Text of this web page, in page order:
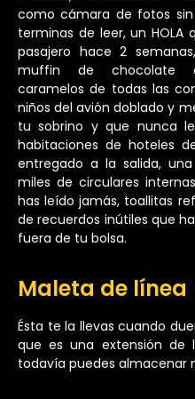
como cámara de fotos
terminas de leer, un HOLA
pasajero hace 2
muffin de chocolate
caramelos de todas las
niños del avión doblado y
tu sobrino y que nunca
habitaciones de hoteles
entregado a la salida,
miles de circulares
has leído jamás, toallitas
de recuerdos inútiles que
fuera de tu bolsa.
Maleta de línea
Ésta te la llevas cuando
que es una extensión
todavía puedes almacenar